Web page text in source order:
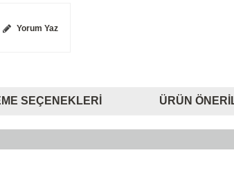
Yorum Yaz
SEÇENEKLERI ÜRÜN